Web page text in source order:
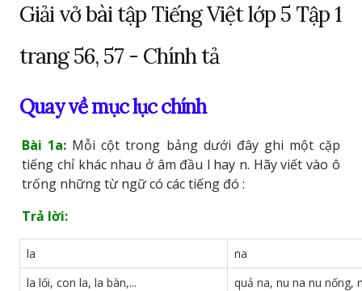
Giải vở bài tập Tiếng Việt lớp 5 Tập 1
trang 56, 57 - Chính tả
Quay về mục lục chính
Bài 1a: Mỗi cột trong bảng dưới đây ghi một cặp
tiếng chỉ khác nhau ở âm đầu l hay n. Hãy viết vào ô
trống những từ ngữ có các tiếng đó :
Trả lời:
la
na
la lối, con la, la bàn,...
quả na, nu na nu nống,